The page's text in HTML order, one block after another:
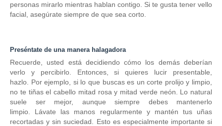
personas mirarlo mientras hablan contigo. Si te gusta tener vello
facial, asegúrate siempre de que sea corto.
Preséntate de una manera halagadora
Recuerde, usted está decidiendo cómo los demás deberían
verlo y percibirlo. Entonces, si quieres lucir presentable,
hazlo. Por ejemplo, si lo que buscas es un corte prolijo y limpio,
no te tiñas el cabello mitad rosa y mitad verde neón. Lo natural
suele ser mejor, aunque siempre debes mantenerlo
limpio. Lávate las manos regularmente y mantén tus uñas
recortadas y sin suciedad. Esto es especialmente importante si